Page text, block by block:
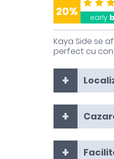
20% early
Kaya Side se
perfect cu